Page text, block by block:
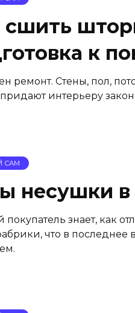
сшить
к
ремонт. Стены, пол,
интерьеру
САМ
несушки
знает, как
что в последнее